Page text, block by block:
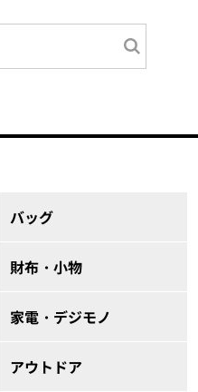
バッグ
財布・小物
家電・デジモノ
アウトドア